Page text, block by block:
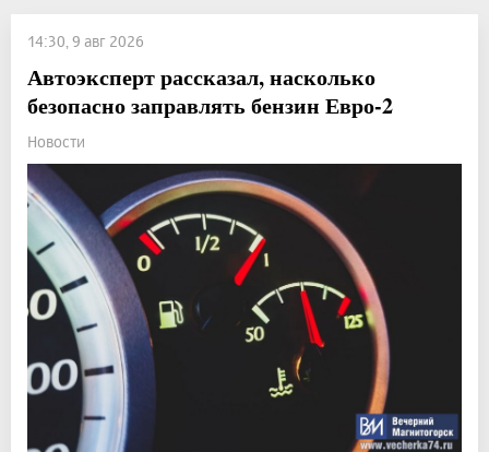
14:30, 9 авг 2026
Автоэксперт рассказал, насколько
безопасно заправлять бензин Евро-2
Новости